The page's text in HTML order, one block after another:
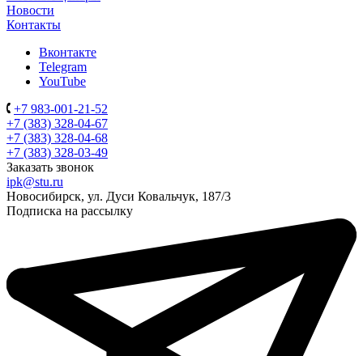
Новости
Контакты
Вконтакте
Telegram
YouTube
+7 983-001-21-52
+7 (383) 328-04-67
+7 (383) 328-04-68
+7 (383) 328-03-49
Заказать звонок
ipk@stu.ru
Новосибирск, ул. Дуси Ковальчук, 187/3
Подписка на рассылку